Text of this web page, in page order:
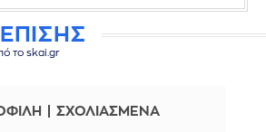
το skai.gr
ΣΧΟΛΙΑΣΜΕΝΑ